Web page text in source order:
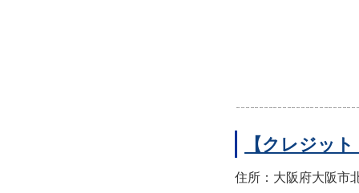
【クレジッ
住所：大阪府大阪市